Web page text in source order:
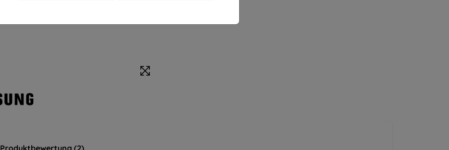
Produktbewertung (2)